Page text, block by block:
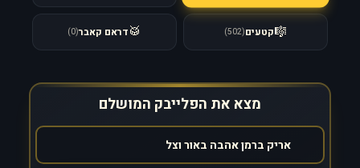
🎼קטעים(
502
)
🥁דראם קאבר(
0
)
מצא את הפלייבק המושלם